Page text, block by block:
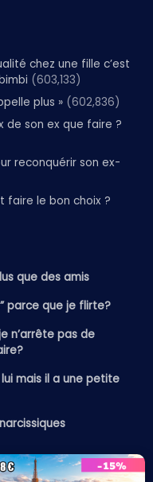
chez une fille c’est
(603,133)
plus » (602,836)
de son ex que faire ?
reconquérir son ex-
faire le bon choix ?
que des amis
parce que je flirte?
n’arrête pas de
mais il a une petite